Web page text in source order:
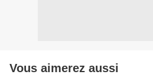
Vous aimerez aussi